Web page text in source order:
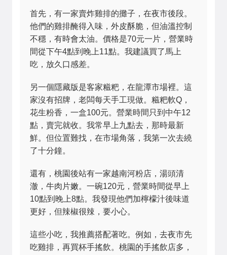
首先，有一家賣炸雞排的攤子，在夜市後段。
他們的雞排醃得入味，外皮酥脆，但油溫控制
不穩，有時會太油。價格是70元一片，營業時
間從下午4點到晚上11點。我建議買了馬上
吃，放久口感差。
另一個隱藏版是客家糍粑，在龍潭市場裡。這
家沒有招牌，老闆每天手工現做。糍粑軟Q，
花生粉香，一盒100元。營業時間只到中午12
點，賣完就收。我常早上九點去，那時最新
鮮。但位置難找，在市場角落，我第一次去繞
了十分鐘。
還有，桃園後站有一家越南河粉店，湯頭清
澈，牛肉片嫩。一碗120元，營業時間從早上
10點到晚上8點。我發現他們加檸檬汁後味道
更好，但辣椒很辣，要小心。
這些小吃，我推薦搭配著吃。例如，去夜市先
吃雞排，再買杯手搖飲。桃園的手搖飲店多，